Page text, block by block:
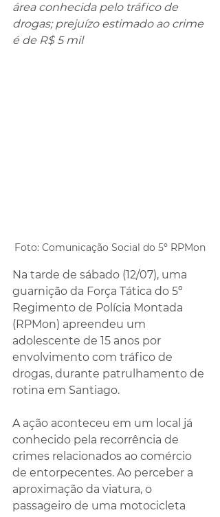
área conhecida pelo tráfico de
drogas; prejuízo estimado ao crime
é de R$ 5 mil
Foto: Comunicação Social do 5º RPMon
Na tarde de sábado (12/07), uma
guarnição da Força Tática do 5º
Regimento de Polícia Montada
(RPMon) apreendeu um
adolescente de 15 anos por
envolvimento com tráfico de
drogas, durante patrulhamento de
rotina em Santiago.
A ação aconteceu em um local já
conhecido pela recorrência de
crimes relacionados ao comércio
de entorpecentes. Ao perceber a
aproximação da viatura, o
passageiro de uma motocicleta